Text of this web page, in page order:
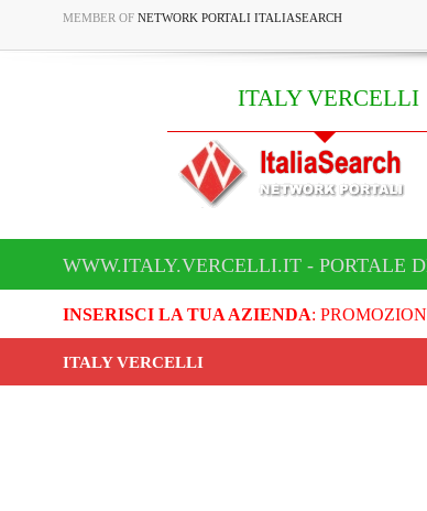
MEMBER OF NETWORK PORTALI ITALIASEARCH
ITALY VERCELLI
WWW.ITALY.VERCELLI.IT - PORTALE
INSERISCI LA TUA AZIENDA:
ITALY VERCELLI